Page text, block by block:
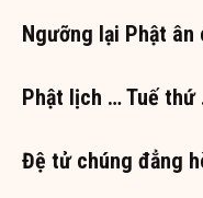
Ngưỡng lại Phật ân
Phật lịch … Tuế
Đệ tử chúng đẳng